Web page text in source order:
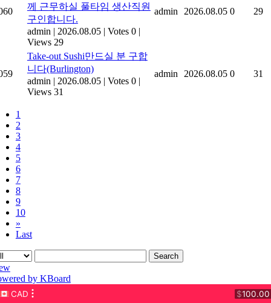
께 근무하실 풀타임 생산직원
구인합니다.
admin | 2026.08.05 | Votes 0 |
Views 29
admin 2026.08.05 0 29
Take-out Sushi만드실 분 구합
니다(Burlington)
admin | 2026.08.05 | Votes 0 |
Views 31
admin 2026.08.05 0 31
1
2
3
4
5
6
7
8
9
10
»
Last
Search
by KBoard